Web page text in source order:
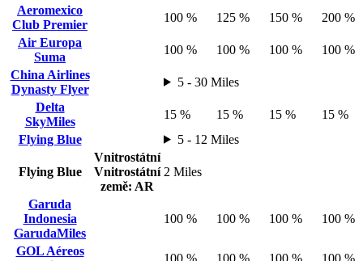
Aeromexico
Club Premier
100 % 125 % 150 %
200 %
Air Europa
Suma
100 % 100 % 100 %
100 %
China Airlines
Dynasty Flyer
5 - 30 Miles
Delta
SkyMiles
15 % 15 % 15 %
15 %
Flying Blue
5 - 12 Miles
Flying Blue
Vnitrostátní
Vnitrostátní
země: AR
2 Miles
Garuda
Indonesia
GarudaMiles
100 % 100 % 100 % 100 %
GOL Aéreos
100 % 100 % 100 %
100 %